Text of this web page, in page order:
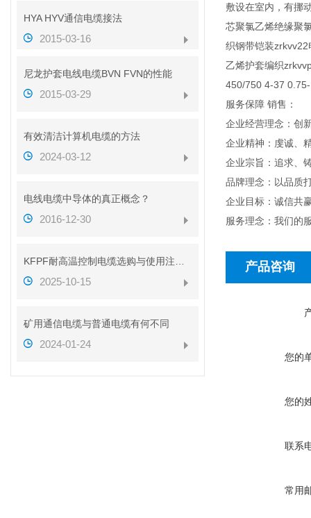
HYA HYV通信电缆接法
2015-03-16
尼龙护套电线电缆BVN FVN的性能
2015-03-29
有效清洁计算机电缆的方法
2024-03-12
电线电缆中导体的真正概念？
2016-12-30
2025-10-15
矿用通信电缆与普通电缆有何不同
2024-01-24
敷设在室内，有挪
芯聚氯乙烯绝缘聚
织钢带铠装
乙烯护套编织
450/750 4-37
服务保障 销售：
企业经营理念：创
企业精神：虔诚、
企业宗旨：追求、
品牌理念：以品质
企业目标：诚信共
服务理念：我们的
产品咨询
您的
您的
联系
常用